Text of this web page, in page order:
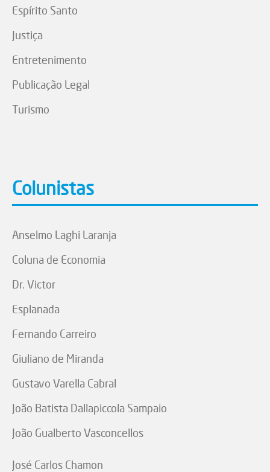
Espírito Santo
Justiça
Entretenimento
Publicação Legal
Turismo
Colunistas
Anselmo Laghi Laranja
Coluna de Economia
Dr. Victor
Esplanada
Fernando Carreiro
Giuliano de Miranda
Gustavo Varella Cabral
João Batista Dallapiccola Sampaio
João Gualberto Vasconcellos
José Carlos Chamon